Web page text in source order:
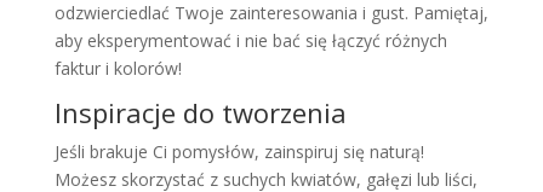
odzwierciedlać Twoje zainteresowania i gust. Pamiętaj,
aby eksperymentować i nie bać się łączyć różnych
faktur i kolorów!
Inspiracje do tworzenia
Jeśli brakuje Ci pomysłów, zainspiruj się naturą!
Możesz skorzystać z suchych kwiatów, gałęzi lub liści,